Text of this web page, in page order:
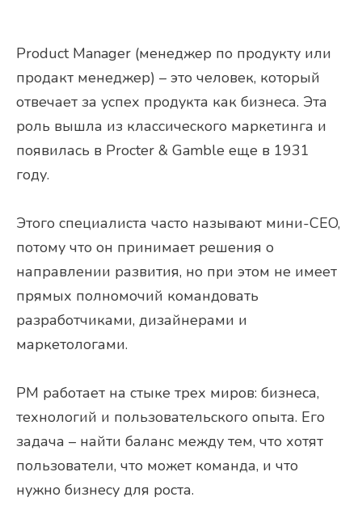
Product Manager (менеджер по продукту или
продакт менеджер) – это человек, который
отвечает за успех продукта как бизнеса. Эта
роль вышла из классического маркетинга и
появилась в Procter & Gamble еще в 1931
году.
Этого специалиста часто называют мини-CEO,
потому что он принимает решения о
направлении развития, но при этом не имеет
прямых полномочий командовать
разработчиками, дизайнерами и
маркетологами.
PM работает на стыке трех миров: бизнеса,
технологий и пользовательского опыта. Его
задача – найти баланс между тем, что хотят
пользователи, что может команда, и что
нужно бизнесу для роста.